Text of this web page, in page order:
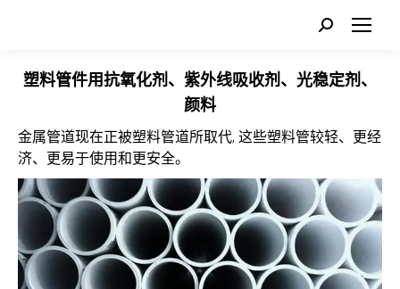
Search:
塑料管件用抗氧化剂、紫外线吸收剂、光稳定剂、
颜料
金属管道现在正被塑料管道所取代, 这些塑料管较轻、更经
济、更易于使用和更安全。